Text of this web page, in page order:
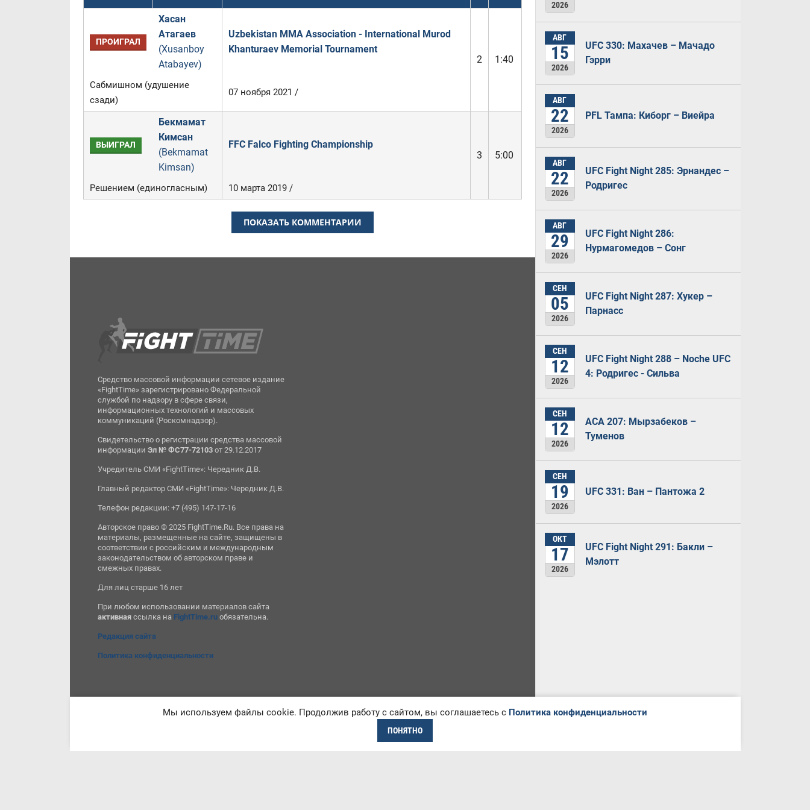
ПРОИГРАЛ
Хасан
Атагаев
(Xusanboy
Atabayev)
Uzbekistan MMA Association - International Murod
Khanturaev Memorial Tournament
2
1:40
Сабмишном (удушение
сзади)
07 ноября 2021 /
ВЫИГРАЛ
Бекмамат
Кимсан
(Bekmamat
Kimsan)
FFC Falco Fighting Championship
3
5:00
Решением (единогласным) 10 марта 2019 /
ПОКАЗАТЬ КОММЕНТАРИИ
2026
АВГ
15
2026
UFC 330: Махачев – Мачадо
Гэрри
АВГ
22
2026
PFL Тампа: Киборг – Виейра
АВГ
22
2026
UFC Fight Night 285: Эрнандес –
Родригес
АВГ
29
2026
UFC Fight Night 286:
Нурмагомедов – Сонг
СЕН
05
2026
UFC Fight Night 287: Хукер –
Парнасс
СЕН
12
2026
UFC Fight Night 288 – Noche UFC
4: Родригес - Сильва
СЕН
12
2026
ACA 207: Мырзабеков –
Туменов
СЕН
19
2026
UFC 331: Ван – Пантожа 2
ОКТ
17
2026
UFC Fight Night 291: Бакли –
Мэлотт
Средство массовой информации сетевое издание
«FightTime» зарегистрировано Федеральной
службой по надзору в сфере связи,
информационных технологий и массовых
коммуникаций (Роскомнадзор).
Свидетельство о регистрации средства массовой
информацииЭл № ФС77-72103 от 29.12.2017
Учредитель СМИ «FightTime»: Чередник Д.В.
Главный редактор СМИ «FightTime»: Чередник Д.В.
Телефон редакции: +7 (495) 147-17-16
Авторское право © 2025 FightTime.Ru. Все права на
материалы, размещенные на сайте, защищены в
соответствии с российским и международным
законодательством об авторском праве и
смежных правах.
Для лиц старше 16 лет
При любом использовании материалов сайта
активная ссылка на FightTime.ru обязательна.
Редакция сайта
Политика конфиденциальности
Мы используем файлы cookie. Продолжив работу с сайтом, вы соглашаетесь с Политика конфиденциальности
ПОНЯТНО